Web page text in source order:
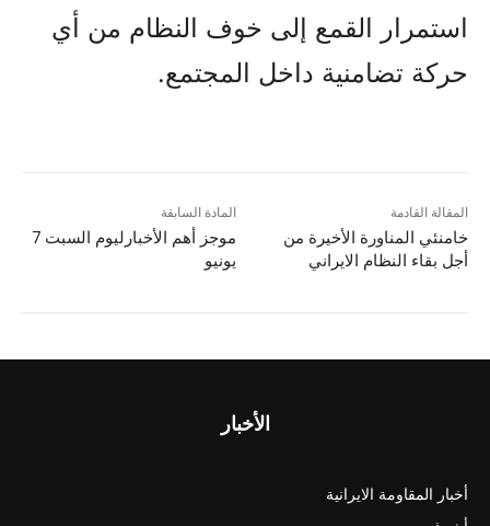
استمرار القمع إلى خوف النظام من أي
حركة تضامنية داخل المجتمع.
المادة السابقة
موجز أهم الأخبارلیوم السبت 7
يونيو
المقالة القادمة
خامنئي المناورة الأخيرة من
أجل بقاء النظام الایراني
الأخبار
أخبار المقاومة الايرانية